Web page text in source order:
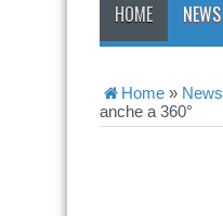
HOME NEWS
Home » News
anche a 360°